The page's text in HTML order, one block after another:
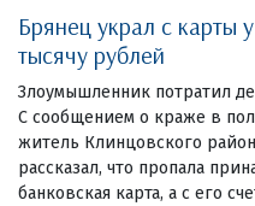
Брянец украл с карты
тысячу рублей
Злоумышленник потратил
С сообщением о краже в
житель Клинцовского
рассказал, что пропала
банковская карта, а с его